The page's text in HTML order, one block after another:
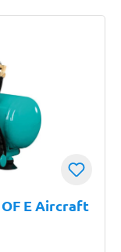
E Aircraft